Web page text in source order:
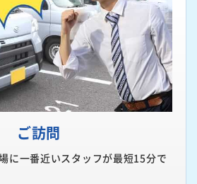
ご訪問
に一番近いスタッフが最短15分で